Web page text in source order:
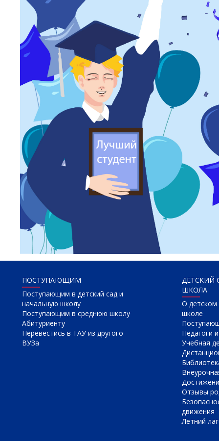
ПОСТУПАЮЩИМ
Поступающим в детский сад и
начальную школу
Поступающим в среднюю школу
Абитуриенту
Перевестись в ТАУ из другого
ВУЗа
ДЕТСКИЙ
ШКОЛА
О детском
школе
Педагоги
Учебная
Отзывы
движения
Летний